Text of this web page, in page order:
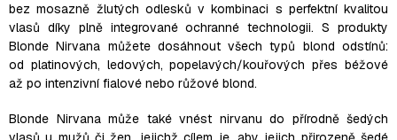
bez mosazně žlutých odlesků v kombinaci s perfektní kvalitou
vlasů díky plně integrované ochranné technologii. S produkty
Blonde Nirvana můžete dosáhnout všech typů blond odstínů:
od platinových, ledových, popelavých/kouřových přes béžové
až po intenzivní fialové nebo růžové blond.
Blonde Nirvana může také vnést nirvanu do přírodně šedých